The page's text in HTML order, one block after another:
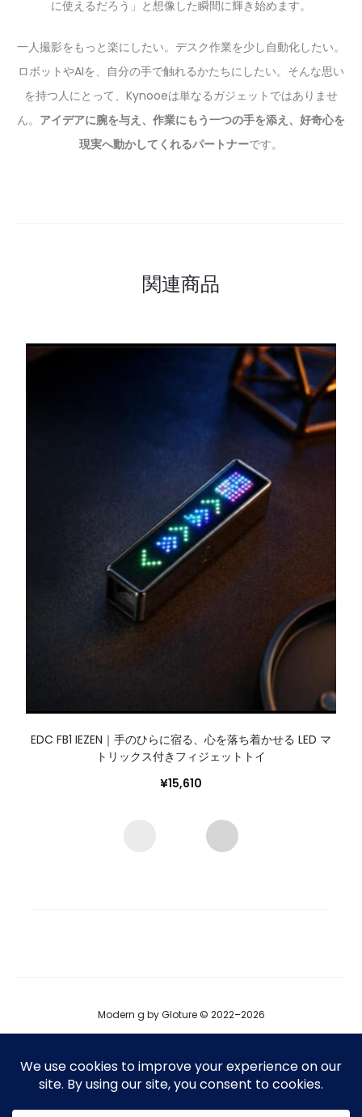
に使えるだろう」と想像した瞬間に輝き始めます。
一人撮影をもっと楽にしたい。デスク作業を少し自動化したい。
ロボットやAIを、自分の手で触れるかたちにしたい。そんな思い
を持つ人にとって、Kynooeは単なるガジェットではありませ
ん。 アイデアに腕を与え、作業にもう一つの手を添え、好奇心を
現実へ動かしてくれるパートナーです。
関連商品
EDC FB1 IEZEN｜手のひらに宿る、心を落ち着かせる LED マ
トリックス付きフィジェットトイ
¥15,610
Modern g by Gloture © 2022–2026
運営会社